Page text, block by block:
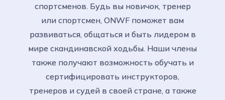
спортсменов. Будь вы новичок, тренер
или спортсмен, ONWF поможет вам
развиваться, общаться и быть лидером в
мире скандинавской ходьбы. Наши члены
также получают возможность обучать и
сертифицировать инструкторов,
тренеров и судей в своей стране, а также